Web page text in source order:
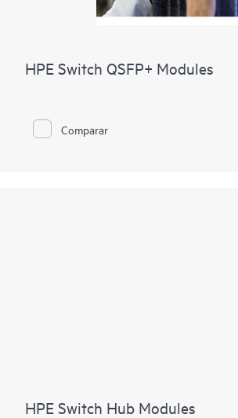
HPE Switch QSFP+ Modules
Comparar
HPE Switch Hub Modules